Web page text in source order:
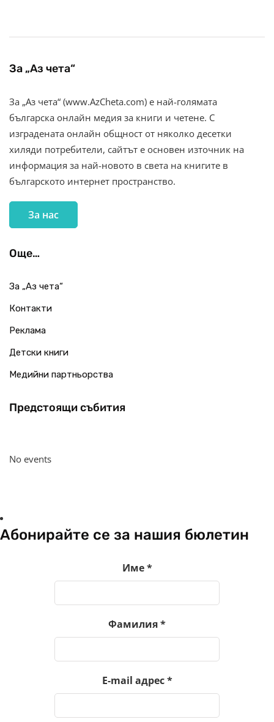
За „Аз чета“
За „Аз чета“ (www.AzCheta.com) е най-голямата
българска онлайн медия за книги и четене. С
изградената онлайн общност от няколко десетки
хиляди потребители, сайтът е основен източник на
информация за най-новото в света на книгите в
българското интернет пространство.
За нас
Още…
За „Аз чета“
Контакти
Реклама
Детски книги
Медийни партньорства
Предстоящи събития
No events
Абонирайте се за нашия бюлетин
Име*
Фамилия*
E-mail адрес*